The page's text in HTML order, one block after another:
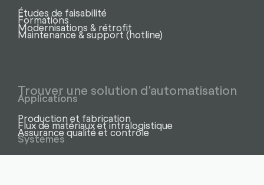
Études de faisabilité
Formations
Modernisations & rétrofit
Maintenance & support (hotline)
Trouver une solution d'automatisation
Applications
Production et fabrication
Flux de matériaux et intralogistique
Assurance qualité et contrôle
Systèmes
Cellules et lignes robotisées